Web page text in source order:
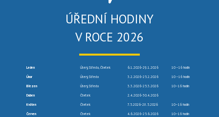
ÚŘEDNÍ HODINY
V ROCE 2026
Leden Úterý, Středa, Čtvrtek 6.1.2026-29.1.2026 10 –16 hodin
Únor Úterý, Středa 3.2.2026-25.2.2026 10 –16 hodin
Březen Úterý, Středa 3.3.2026-25.3.2026 10–16 hodin
Duben Čtvrtek 2.4.2026-30.4.2026
Květen Čtvrtek 7.5.2026-28.5.2026 10–16 hodin
Červen Čtvrtek 4.6.2026-25.6.2026 10–16 hodin